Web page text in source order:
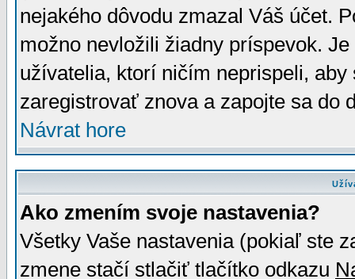
nejakého dôvodu zmazal Váš účet.
možno nevložili žiadny príspevok.
užívatelia, ktorí ničím neprispeli,
zaregistrovať znova a zapojte sa do
Návrat hore
Ako zmením svoje nastavenia?
Všetky Vaše nastavenia (pokiaľ ste
zmene stačí stlačiť tlačítko odkazu